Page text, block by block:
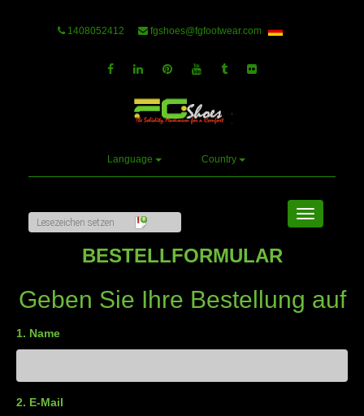
1408052412 fgshoes@fgfootwear.com
Language Country
Toggle
navigation
BESTELLFORMULAR
Geben Sie Ihre Bestellung auf
1. Name
2. E-Mail